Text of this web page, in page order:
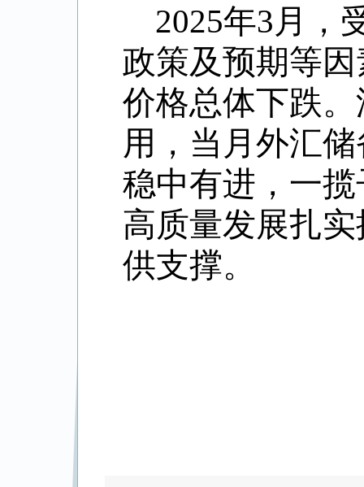
2025年3月，
政策及预期等
价格总体下跌
用，当月外汇
稳中有进，一
高质量发展扎
供支撑。